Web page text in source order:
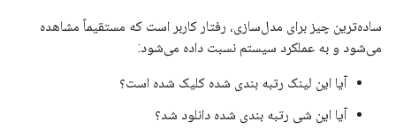
ساده‌ترین چیز برای مدل‌سازی، رفتار کاربر است که مستقیماً مشاهده
می‌شود و به عملکرد سیستم نسبت داده می‌شود:
آیا این لینک رتبه بندی شده کلیک شده است؟
آیا این شی رتبه بندی شده دانلود شد؟